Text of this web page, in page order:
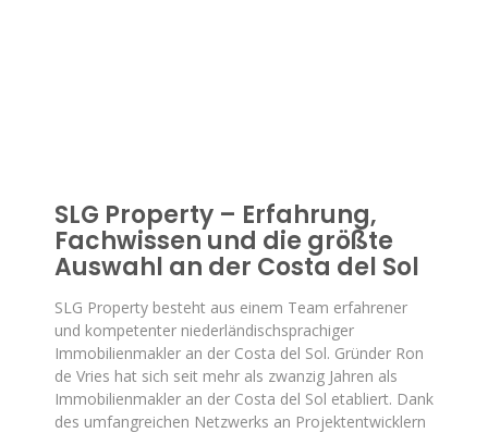
SLG Property – Erfahrung,
Fachwissen und die größte
Auswahl an der Costa del Sol
SLG Property besteht aus einem Team erfahrener
und kompetenter niederländischsprachiger
Immobilienmakler an der Costa del Sol. Gründer Ron
de Vries hat sich seit mehr als zwanzig Jahren als
Immobilienmakler an der Costa del Sol etabliert. Dank
des umfangreichen Netzwerks an Projektentwicklern